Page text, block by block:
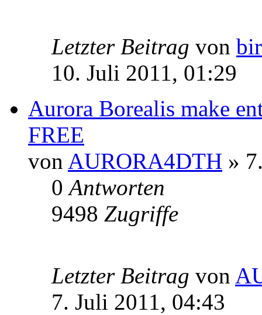
Letzter Beitrag von
10. Juli 2011, 01:29
Aurora Borealis make
FREE
von AURORA4DTH »
0Antworten
9498 Zugriffe
Letzter Beitrag von
7. Juli 2011, 04:43